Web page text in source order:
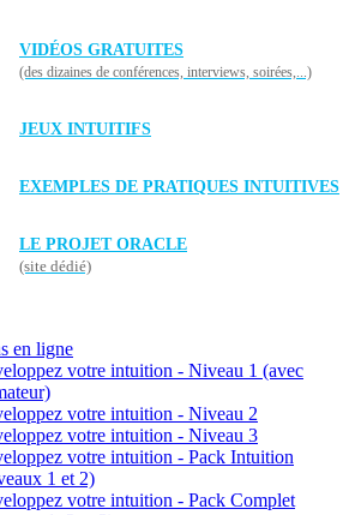
VIDÉOS GRATUITES
(des dizaines de conférences, interviews, soirées,...)
JEUX INTUITIFS
EXEMPLES DE PRATIQUES INTUITIVES
LE PROJET ORACLE
(site dédié)
en ligne
votre intuition - Niveau 1 (avec
votre intuition - Niveau 2
votre intuition - Niveau 3
votre intuition - Pack Intuition
1 et 2)
votre intuition - Pack Complet